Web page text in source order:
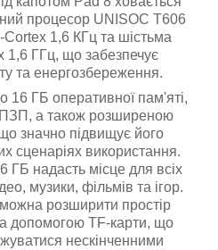
процесор UNISOC T606
1,6 КГц та шістьма
1,6 ГГц, що забезпечує
та енергозбереження.
ГБ оперативної пам'яті,
а також розширеною
значно підвищує його
сценаріях використання.
ГБ надасть місце для всіх
музики, фільмів та ігор.
розширити простір
допомогою TF-карти, що
нескінченними